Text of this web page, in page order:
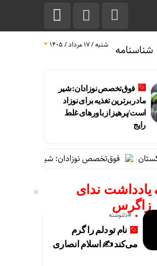
شناسنامه شنبه / ۱۷ مرداد / ۱۴۰۵
فوق‌تخصص نوزادان: شیر
مادر برترین تغذیه برای نوزاد
است/پرهیز از باورهای غلط
رایج
فوق‌تخصص نوزادان: شیر مادر برترین تغذیه
یادداشت ندای
زاگرس
#دلنوشته
نام تو دلم را گرم
می‌کند ✍️ اسلام انصاری